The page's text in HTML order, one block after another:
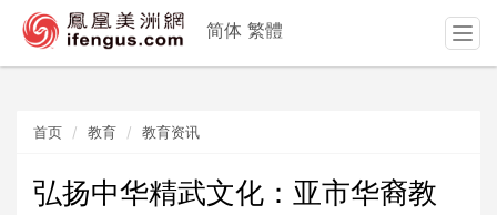
首页 教育 教育资讯
弘扬中华精武文化：亚市华裔教
简体 繁體
T
o